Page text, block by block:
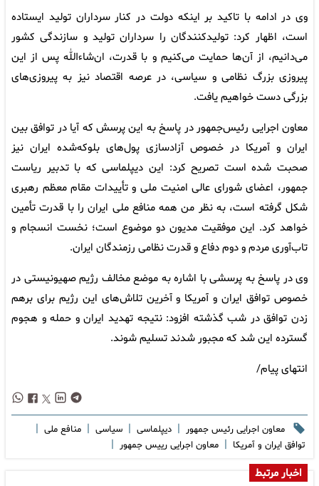
وی در ادامه با تاکید بر اینکه دولت در کنار سرداران تولید ایستاده
است، اظهار کرد: تولیدکنندگان را سرداران تولید و سازندگی کشور
می‌دانیم، از آن‌ها حمایت می‌کنیم و با قدرت، ان‌شاءالله پس از این
پیروزی بزرگ نظامی و سیاسی، در عرصه اقتصاد نیز به پیروزی‌های
بزرگی دست خواهیم یافت.
معاون اجرایی رئیس‌جمهور در پاسخ به این پرسش که آیا در توافق بین
ایران و آمریکا در خصوص آزادسازی پول‌های بلوکه‌شده ایران نیز
صحبت شده است تصریح کرد: این دیپلماسی که با تدبیر ریاست
‌جمهور، اعضای شورای عالی امنیت ملی و تأییدات مقام معظم رهبری
شکل گرفته است، به نظر من همه منافع ملی ایران را با قدرت تأمین
خواهد کرد. این موفقیت مدیون دو موضوع است؛ نخست انسجام و
تاب‌آوری مردم و دوم دفاع و قدرت نظامی رزمندگان ایران.
وی در پاسخ به پرسشی با اشاره به موضع مخالف رژیم صهیونیستی در
خصوص توافق ایران و آمریکا و آخرین تلاش‌های این رژیم برای برهم
زدن توافق در شب گذشته افزود: نتیجه تهدید ایران و حمله و هجوم
گسترده این شد که مجبور شدند تسلیم شوند.
انتهای پیام/
معاون اجرایی رئیس جمهور | دیپلماسی | سیاسی | منافع ملی |
توافق ایران و آمریکا | معاون اجرایی رییس جمهور |
اخبار مرتبط